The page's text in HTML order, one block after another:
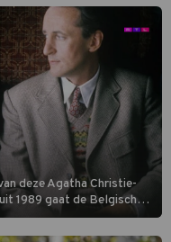
deze Agatha Christie-
1989 gaat de Belgische
Poirot raakt al snel